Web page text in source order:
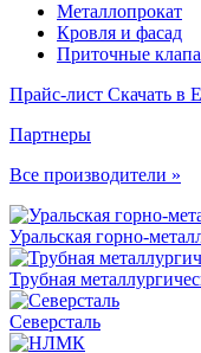
Металлопрокат
Кровля и фасад
Приточные
Прайс-лист Скачать в
Партнеры
Все производители »
Уральская горно-
Трубная
Северсталь